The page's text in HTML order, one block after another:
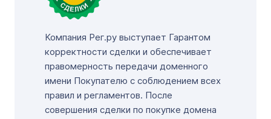
Компания Рег.ру выступает Гарантом
корректности сделки и обеспечивает
правомерность передачи доменного
имени Покупателю с соблюдением всех
правил и регламентов. После
совершения сделки по покупке домена